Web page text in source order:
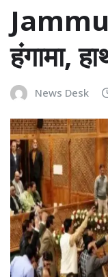
हंगामा,
News Desk